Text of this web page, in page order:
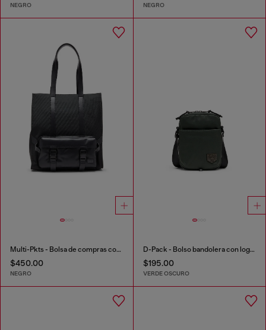
NEGRO NEGRO
Multi-Pkts - Bolsa de compras con bolsillo de solapa y zip
$450.00
NEGRO
D-Pack - Bolso bandolera con logo emblemático
$195.00
VERDE OSCURO